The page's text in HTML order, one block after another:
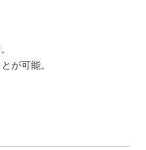
が可能。